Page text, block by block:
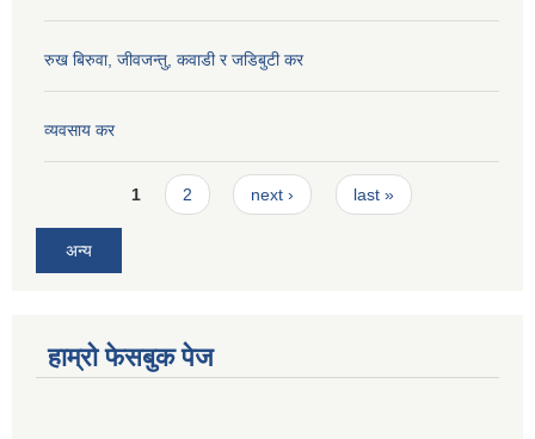
रुख बिरुवा, जीवजन्तु, कवाडी र जडिबुटी कर
व्यवसाय कर
Pages1 2 next › last »
अन्य
हाम्रो फेसबुक पेज